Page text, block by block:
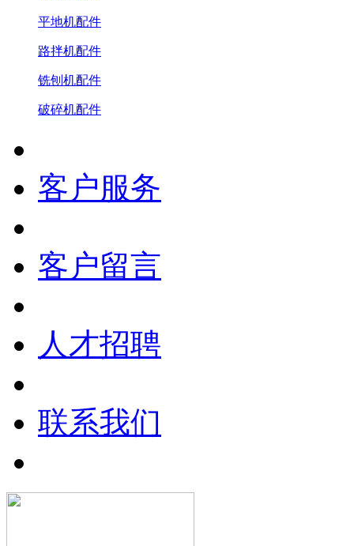
平地机配件
路拌机配件
铣刨机配件
破碎机配件
客户服务
客户留言
人才招聘
联系我们